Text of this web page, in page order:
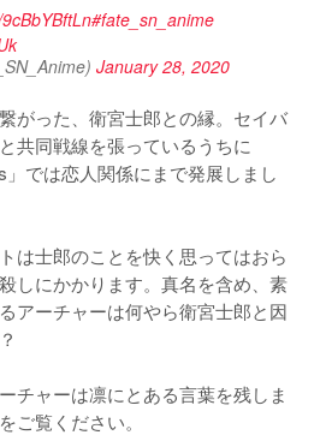
#fate_sn_anime
January 28, 2020
がった、衛宮士郎との縁。セイバ
共同戦線を張っているうちに
では恋人関係にまで発展しまし
は士郎のことを快く思ってはおら
しにかかります。真名を含め、素
アーチャーは何やら衛宮士郎と因
チャーは凛にとある言葉を残しま
ご覧ください。